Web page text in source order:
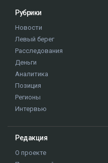
Рубрики
Новости
Левый берег
Расследования
Деньги
Аналитика
Позиция
Регионы
Интервью
Редакция
О проекте